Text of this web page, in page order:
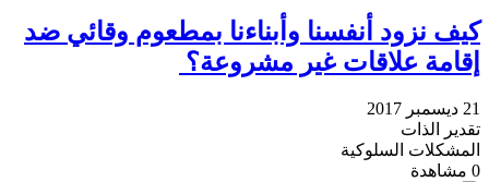
كيف نزود أنفسنا وأبناءنا بمطعوم وقائي ضد
إقامة علاقات غير مشروعة؟
21 ديسمبر 2017
تقدير الذات
المشكلات السلوكية
0 مشاهدة